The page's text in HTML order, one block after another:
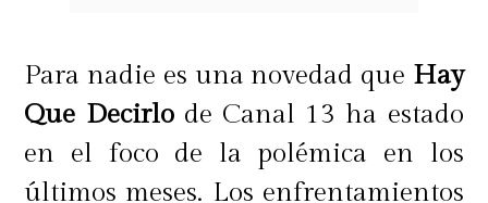
Para nadie es una novedad que Hay
Que Decirlode Canal 13 ha estado
en el foco de la polémica en los
últimos meses. Los enfrentamientos